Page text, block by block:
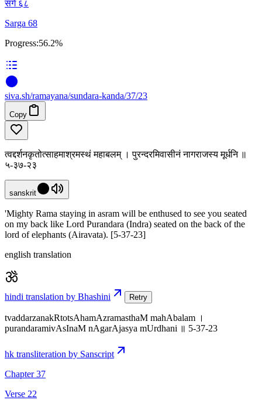
सर्ग ६८
Sarga 68
Progress:56.2%
siva.sh/ramayana/sundara-kanda/37/23
Copy
त्वद्दर्शनकृतोत्साहमाश्रमस्थं महाबलम् । पुरन्दरमिवासीनं नागराजस्य मूर्धनि ॥
५-३७-२३
sanskrit
'Mighty Rama staying in asram will be enthused to see you seated
on my back like Lord Purandara (Indra) seated on the back of the
lord of elephants (Airavata). [5-37-23]
english translation
hindi translation by Bhashini Retry
tvaddarzanakRtotsAhamAzramasthaM mahAbalam ।
purandaramivAsInaM nAgarAjasya mUrdhani ॥ 5-37-23
hk transliteration by Sanscript
Chapter 37
Verse 22